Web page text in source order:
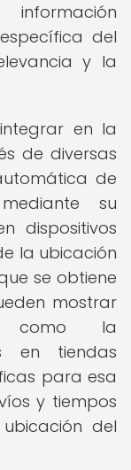
del
y la
en la
de diversas
de
su
dispositivos
la ubicación
se obtiene
mostrar
como la
en tiendas
para esa
y tiempos
del